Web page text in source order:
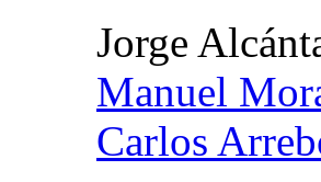
Jorge
Manuel
Carlos